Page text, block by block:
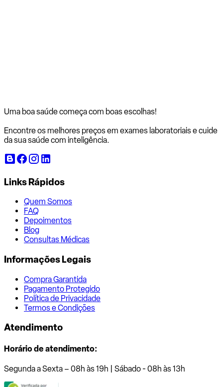
Uma boa saúde começa com boas escolhas!
Encontre os melhores preços em exames laboratoriais e cuide
da sua saúde com inteligência.
Links Rápidos
Quem Somos
FAQ
Depoimentos
Blog
Consultas Médicas
Informações Legais
Compra Garantida
Pagamento Protegido
Política de Privacidade
Termos e Condições
Atendimento
Horário de atendimento:
Segunda a Sexta – 08h às 19h | Sábado - 08h às 13h